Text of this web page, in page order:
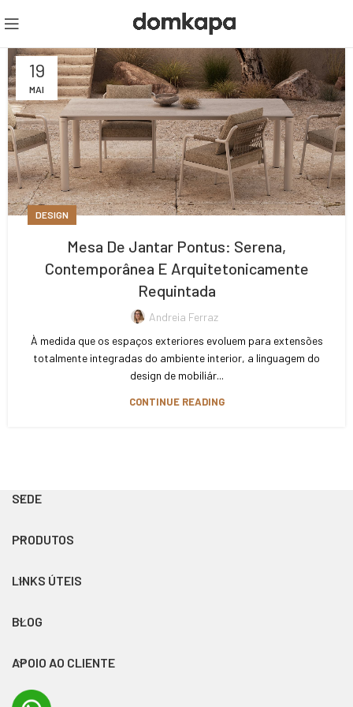
19
MAI
DESIGN
Mesa De Jantar Pontus: Serena,
Contemporânea E Arquitetonicamente
Requintada
Andreia Ferraz
À medida que os espaços exteriores evoluem para extensões
totalmente integradas do ambiente interior, a linguagem do
design de mobiliár...
CONTINUE READING
SEDE
PRODUTOS
LINKS ÚTEIS
BLOG
APOIO AO CLIENTE